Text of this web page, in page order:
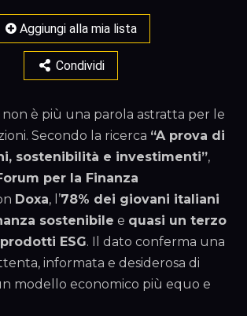
Aggiungi alla mia lista
Condividi
non è più una parola astratta per le
Secondo la ricerca “A prova di
sostenibilità e investimenti”,
per la Finanza
Doxa, l’78% dei giovani italiani
sostenibile e quasi un terzo
ESG. Il dato conferma una
informata e desiderosa di
modello economico più equo e